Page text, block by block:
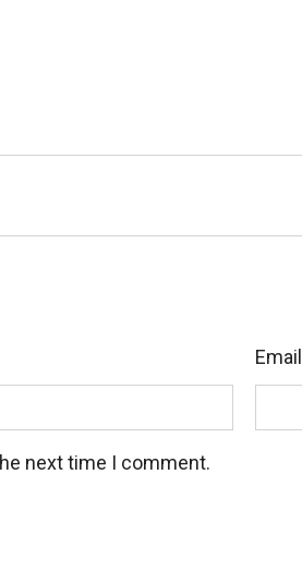
Email
next time I comment.